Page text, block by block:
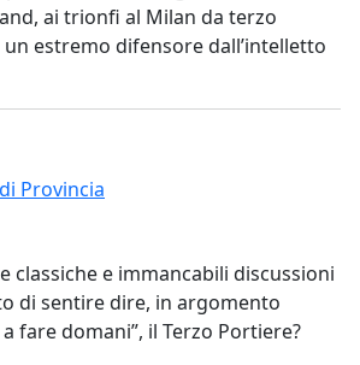
ai trionfi al Milan da terzo
estremo difensore dall’intelletto
Provincia
classiche e immancabili discussioni
di sentire dire, in argomento
fare domani”, il Terzo Portiere?